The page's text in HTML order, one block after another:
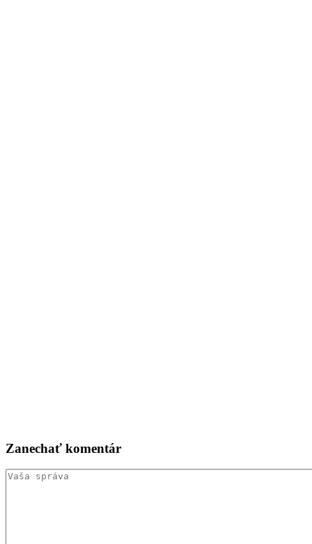
Zanechať komentár